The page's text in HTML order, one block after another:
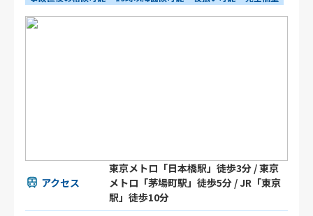
アクセス
東京メトロ「日本橋駅」徒歩3分 / 東京
メトロ「茅場町駅」徒歩5分 / JR「東京
駅」徒歩10分